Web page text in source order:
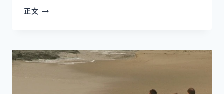
正文給
母
一